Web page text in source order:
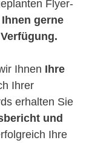
Flyer-
gerne
Ihnen Ihre
Ihrer
erhalten Sie
und
Ihre